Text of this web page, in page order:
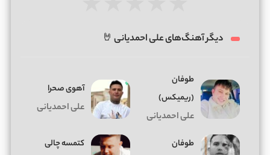
دیگر آهنگ‌های علی احمدیانی 🤘
طوفان
(ریمیکس)
علی احمدیانی
آهوی صحرا
علی احمدیانی
طوفان کتمسه چالی